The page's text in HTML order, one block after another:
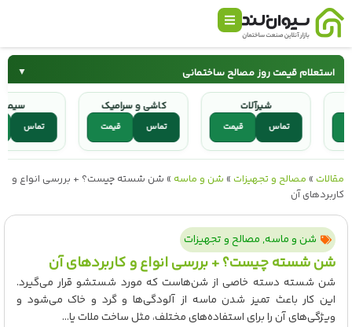
استعلام قیمت روز مصالح ساختمانی ▼
سیمان میلگرد
کاشی و سرامیک شیرآلات
تماس
کاشی و سرامیک
تماس
شیرآلات
تماس
مقالات » مصالح و تجهیزات » شن و ماسه » شن شسته چیست؟ + بررسی انواع و
کاربردهای آن
شن و ماسه,مصالح و تجهیزات
شن شسته چیست؟ + بررسی انواع و کاربردهای آن
شن شسته دسته خاصی از شن‌هاست که مورد شستشو قرار می‌گیرد.
این کار باعث تمیز شدن ماسه از آلودگی‌ها و گرد و خاک می‌شود و
ویژگی‌های آن را برای استفاده‌های مختلف، مثل ساخت ملات یا...